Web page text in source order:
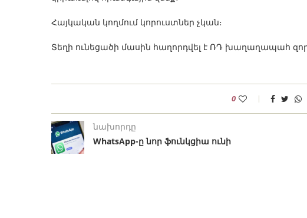
Հայկական կողմում կորուստներ չկան։
Տեղի ունեցածի մասին հաղորդվել է ՌԴ խաղաղապահ
0
նախորդը
WhatsApp-ը նոր ֆունկցիա ունի